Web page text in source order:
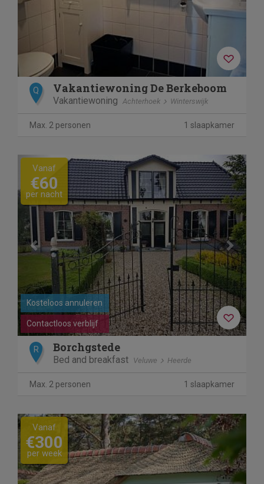
Q Vakantiewoning De Berkeboom
Vakantiewoning Achterhoek Winterswijk
Max. 2 personen 1 slaapkamer
Previous Next
Contactloos verblijf
Kosteloos annuleren
Vanaf
€60
per nacht
R Borchgstede
Bed and breakfast Veluwe Heerde
Max. 2 personen 1 slaapkamer
Previous Next
Vanaf
€300
per week